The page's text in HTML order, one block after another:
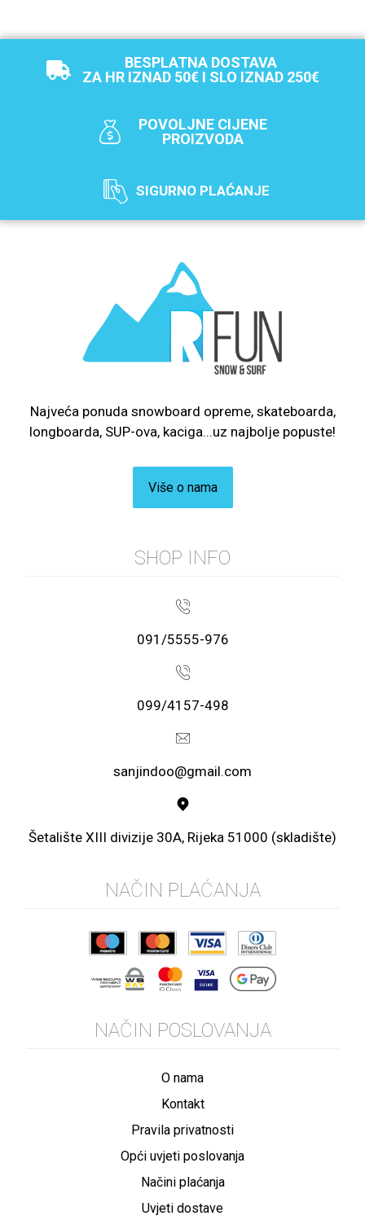
BESPLATNA DOSTAVA
ZA HR IZNAD 50€ I SLO IZNAD 250€
POVOLJNE CIJENE
PROIZVODA
SIGURNO PLAĆANJE
Najveća ponuda snowboard opreme, skateboarda,
longboarda, SUP-ova, kaciga...uz najbolje popuste!
Više o nama
SHOP INFO
091/5555-976
099/4157-498
sanjindoo@gmail.com
Šetalište XIII divizije 30A, Rijeka 51000 (skladište)
NAČIN PLAĆANJA
NAČIN POSLOVANJA
O nama
Kontakt
Pravila privatnosti
Opći uvjeti poslovanja
Načini plaćanja
Uvjeti dostave